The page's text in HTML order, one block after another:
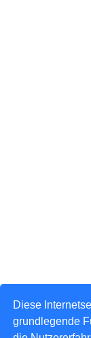
Diese
grundlegende